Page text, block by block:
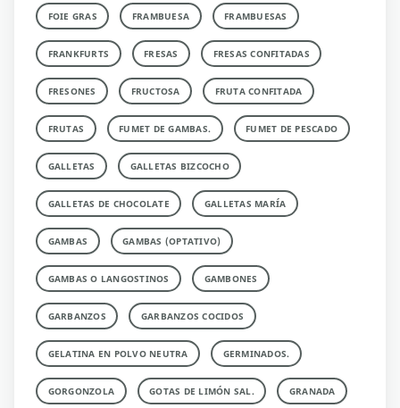
FOIE GRAS FRAMBUESA FRAMBUESAS
FRANKFURTS FRESAS FRESAS CONFITADAS
FRESONES FRUCTOSA FRUTA CONFITADA
FRUTAS FUMET DE GAMBAS. FUMET DE PESCADO
GALLETAS GALLETAS BIZCOCHO
GALLETAS DE CHOCOLATE GALLETAS MARÍA
GAMBAS GAMBAS (OPTATIVO)
GAMBAS O LANGOSTINOS GAMBONES
GARBANZOS GARBANZOS COCIDOS
GELATINA EN POLVO NEUTRA GERMINADOS.
GORGONZOLA GOTAS DE LIMÓN SAL. GRANADA